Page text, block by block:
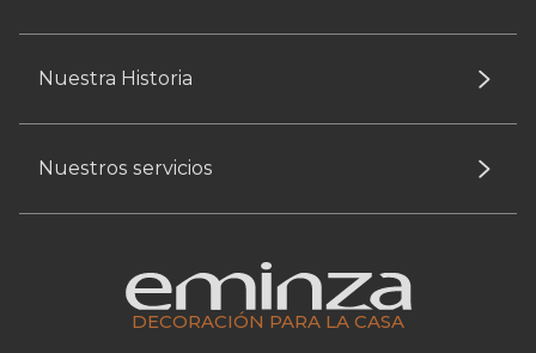
Nuestra Historia
Nuestros servicios
DECORACIÓN PARA LA CASA